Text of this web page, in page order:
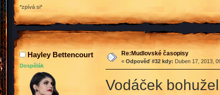
*zpívá si*
Hayley Bettencourt
Dospělák
Re:Mudlovské časopisy
« Odpověď #32 kdy: Duben 17, 2013,
Vodáček